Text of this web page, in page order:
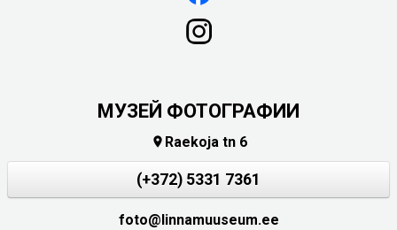
МУЗЕЙ ФОТОГРАФИИ
 Raekoja tn 6
(+372) 5331 7361
foto@linnamuuseum.ee